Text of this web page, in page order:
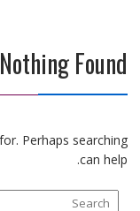
Nothing Found
Perhaps searching
can help.